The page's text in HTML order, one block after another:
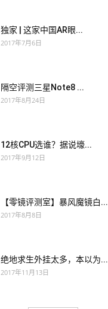
独家 | 这家中国AR眼...
2017年7月6日
隔空评测三星Note8 ...
2017年8月24日
12核CPU选谁？据说壕...
2017年9月12日
【零镜评测室】暴风魔镜白...
2017年8月8日
绝地求生外挂太多，本以为...
2017年11月13日